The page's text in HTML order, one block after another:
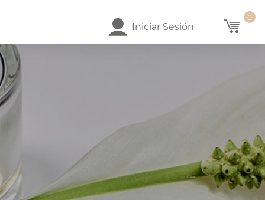
Iniciar Sesión
0
$174.00
MIDNIGHT
Desde $174.00